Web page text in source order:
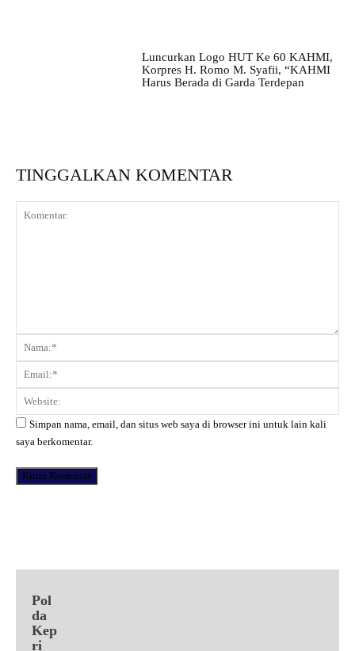
Luncurkan Logo HUT Ke 60 KAHMI,
Korpres H. Romo M. Syafii, “KAHMI
Harus Berada di Garda Terdepan
TINGGALKAN KOMENTAR
Komentar:
Simpan nama, email, dan situs web saya di browser ini untuk lain kali
saya berkomentar.
Pol
da
Kep
ri